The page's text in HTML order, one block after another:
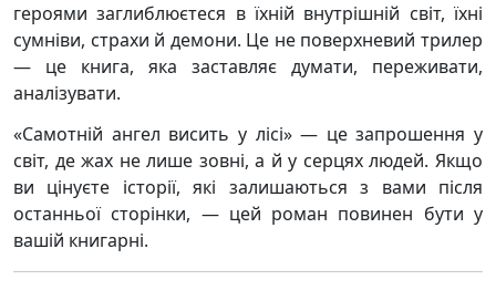
героями заглиблюєтеся в їхній внутрішній світ, їхні
сумніви, страхи й демони. Це не поверхневий трилер
— це книга, яка заставляє думати, переживати,
аналізувати.
«Самотній ангел висить у лісі» — це запрошення у
світ, де жах не лише зовні, а й у серцях людей. Якщо
ви цінуєте історії, які залишаються з вами після
останньої сторінки, — цей роман повинен бути у
вашій книгарні.